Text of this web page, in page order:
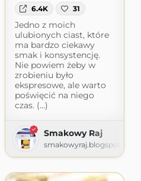
6.4K 31
Jedno z moich
ulubionych ciast, które
ma bardzo ciekawy
smak i konsystencję.
Nie powiem żeby w
zrobieniu było
ekspresowe, ale warto
poświęcić na niego
czas. (...)
Smakowy Raj
smakowyraj.blogspot.com